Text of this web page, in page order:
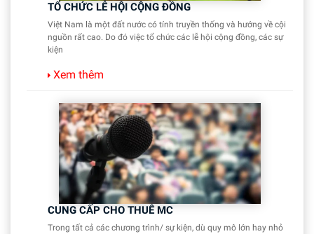
TỔ CHỨC LỄ HỘI CỘNG ĐỒNG
Việt Nam là một đất nước có tính truyền thống và hướng về cội
nguồn rất cao. Do đó việc tổ chức các lễ hội cộng đồng, các sự
kiện
Xem thêm
CUNG CẤP CHO THUÊ MC
Trong tất cả các chương trình/ sự kiện, dù quy mô lớn hay nhỏ